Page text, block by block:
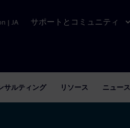
| JA サポートとコミュニティ
サルティング リソース ニュース